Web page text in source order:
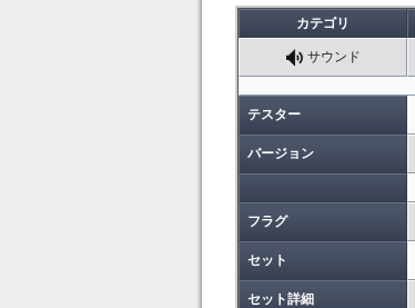
カテゴリ
サウンド
テスター
バージョン
フラグ
セット
セット詳細